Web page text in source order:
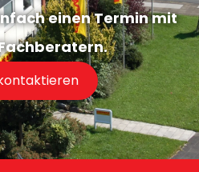
einen Termin mit